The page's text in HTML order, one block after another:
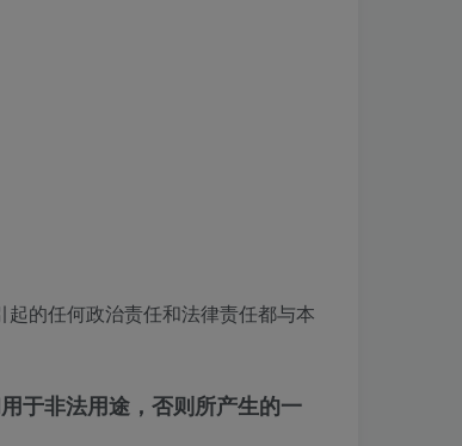
的任何政治责任和法律责任都与本
于非法用途，否则所产生的一